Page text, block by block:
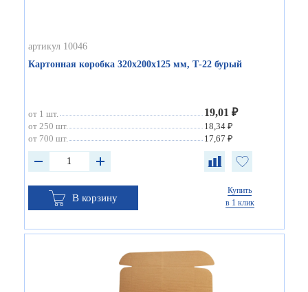
артикул 10046
Картонная коробка 320х200х125 мм, Т-22 бурый
от 1 шт. 19,01 ₽
от 250 шт.
18,34 ₽
от 700 шт.
17,67 ₽
В корзину
Купить
в 1 клик